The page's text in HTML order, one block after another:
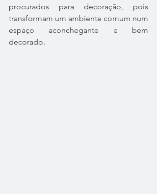
procurados para decoração, pois
transformam um ambiente comum num
espaço aconchegante e bem
decorado.